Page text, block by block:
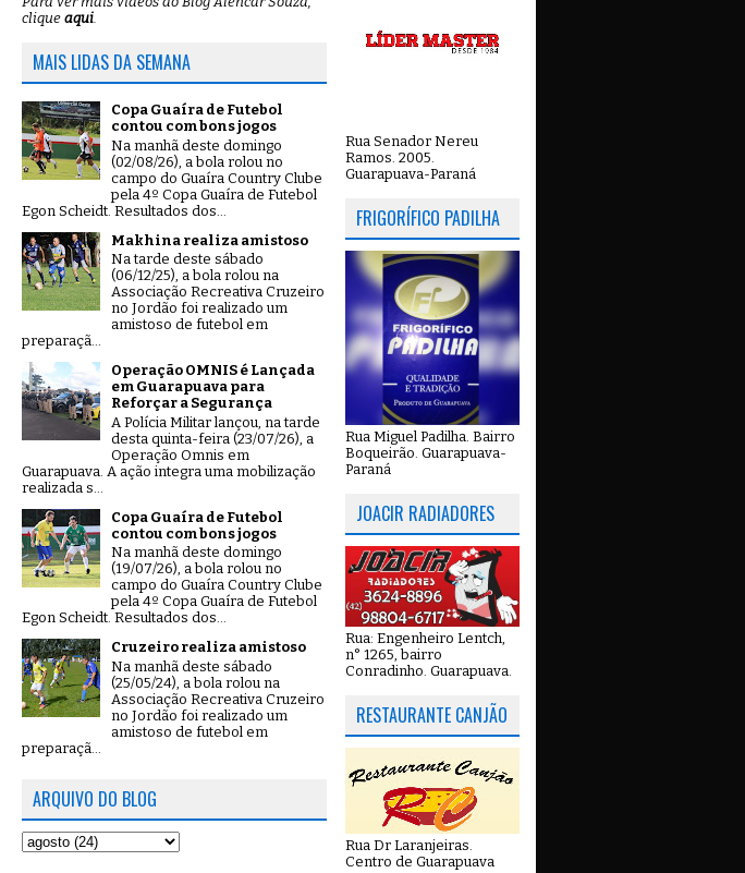
clique aqui.
MAIS LIDAS DA SEMANA
Copa Guaíra de Futebol
contou com bons jogos
Na manhã deste domingo
(02/08/26), a bola rolou no
campo do Guaíra Country Clube
pela 4º Copa Guaíra de Futebol
Egon Scheidt. Resultados dos...
Makhina realiza amistoso
Na tarde deste sábado
(06/12/25), a bola rolou na
Associação Recreativa Cruzeiro
no Jordão foi realizado um
amistoso de futebol em
preparaçã...
Operação OMNIS é Lançada
em Guarapuava para
Reforçar a Segurança
A Polícia Militar lançou, na tarde
desta quinta-feira (23/07/26), a
Operação Omnis em
Guarapuava. A ação integra uma mobilização
realizada s...
Copa Guaíra de Futebol
contou com bons jogos
Na manhã deste domingo
(19/07/26), a bola rolou no
campo do Guaíra Country Clube
pela 4º Copa Guaíra de Futebol
Egon Scheidt. Resultados dos...
Cruzeiro realiza amistoso
Na manhã deste sábado
(25/05/24), a bola rolou na
Associação Recreativa Cruzeiro
no Jordão foi realizado um
amistoso de futebol em
preparaçã...
ARQUIVO DO BLOG
Rua Senador Nereu
Ramos. 2005.
Guarapuava-Paraná
FRIGORÍFICO PADILHA
Rua Miguel Padilha. Bairro
Boqueirão. Guarapuava-
Paraná
JOACIR RADIADORES
Rua: Engenheiro Lentch,
n° 1265, bairro
Conradinho. Guarapuava.
RESTAURANTE CANJÃO
Rua Dr Laranjeiras.
Centro de Guarapuava